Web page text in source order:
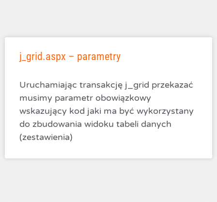
j_grid.aspx – parametry
Uruchamiając transakcję j_grid przekazać
musimy parametr obowiązkowy
wskazujący kod jaki ma być wykorzystany
do zbudowania widoku tabeli danych
(zestawienia)